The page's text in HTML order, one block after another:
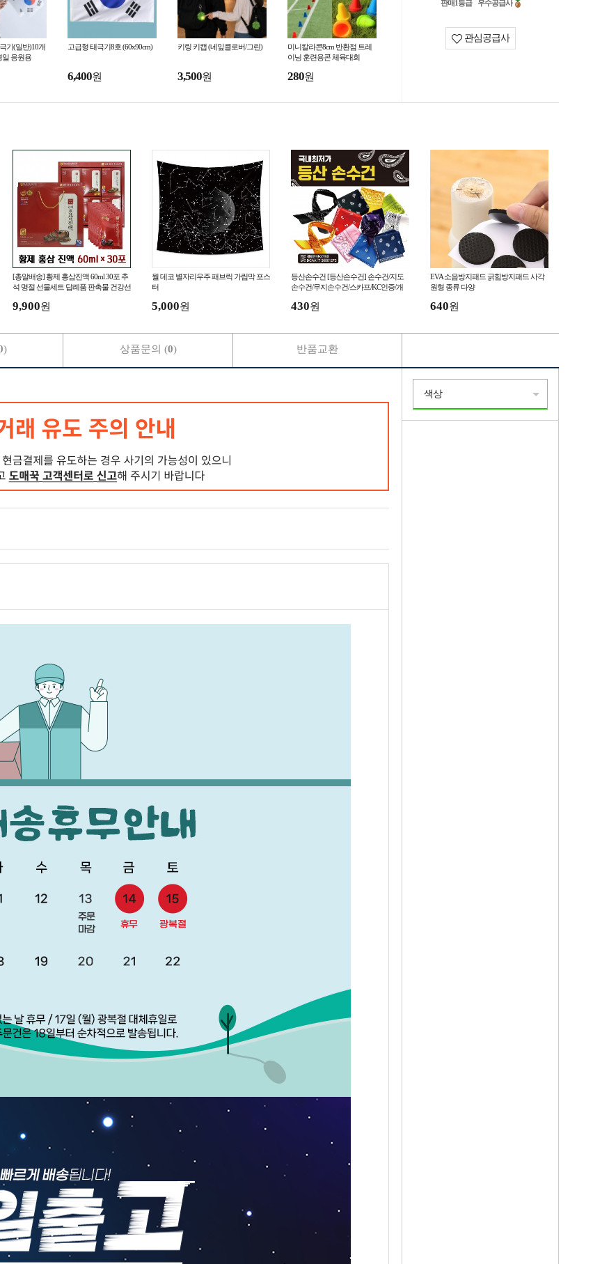
기(일반)10개
일 응원용
고급형 태극기8호 (60x90cm)
6,400원
키링 키캡 (네잎클로버/그린)
3,500원
미니칼라콘8cm 반환점 트레
이닝 훈련용콘 체육대회
280원
판매1등급 우수공급사
관심공급사
[총알배송] 황제 홍삼진액 60ml 30포 추
석 명절 선물세트 답례품 판촉물 건강선
9,900원
월 데코 별자리우주 패브릭 가림막 포스
터
5,000원
등산손수건 [등산손수건] 손수건/지도
손수건/무지손수건/스카프/KC인증/개
430원
EVA 소음방지패드 긁힘방지패드 사각
원형 종류 다양
640원
) 상품문의 (0) 반품교환
색상